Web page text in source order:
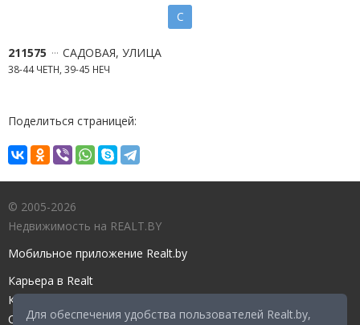
Для обеспечения удобства пользователей Realt.by,
С
211575 САДОВАЯ, УЛИЦА
38-44 ЧЕТН, 39-45 НЕЧ
Поделиться страницей:
© 2005-2026
Недвижимость на REALT.BY
Мобильное приложение Realt.by
Карьера в Realt
Контакты редакции
Справочный центр